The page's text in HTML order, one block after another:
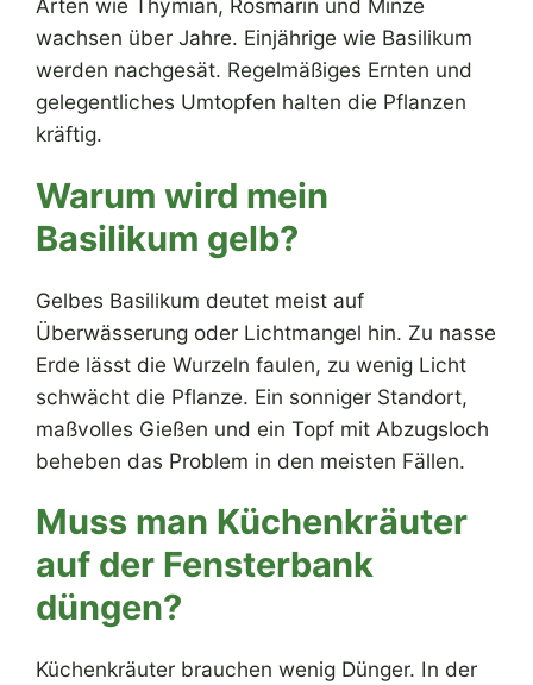
Arten wie Thymian, Rosmarin und Minze
wachsen über Jahre. Einjährige wie Basilikum
werden nachgesät. Regelmäßiges Ernten und
gelegentliches Umtopfen halten die Pflanzen
kräftig.
Warum wird mein
Basilikum gelb?
Gelbes Basilikum deutet meist auf
Überwässerung oder Lichtmangel hin. Zu nasse
Erde lässt die Wurzeln faulen, zu wenig Licht
schwächt die Pflanze. Ein sonniger Standort,
maßvolles Gießen und ein Topf mit Abzugsloch
beheben das Problem in den meisten Fällen.
Muss man Küchenkräuter
auf der Fensterbank
düngen?
Küchenkräuter brauchen wenig Dünger. In der